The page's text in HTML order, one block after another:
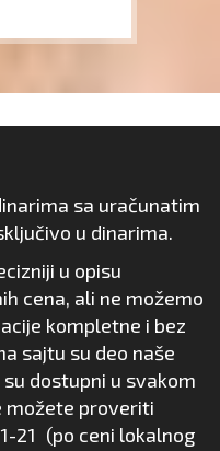
sa uračunatim
u dinarima.
u opisu
cena, ali ne možemo
kompletne i bez
sajtu su deo naše
dostupni u svakom
možete proveriti
21 (po ceni lokalnog